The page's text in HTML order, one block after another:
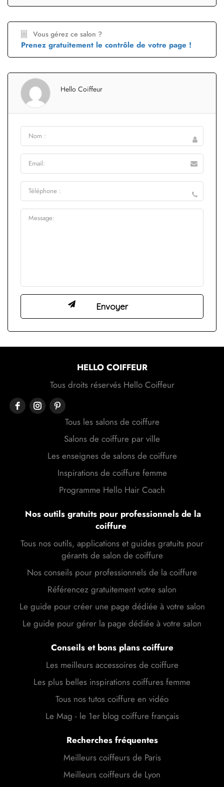
Vous gérez ce salon ?
Prenez gratuitement le contrôle de votre page !
Hello Coiffeur
HELLO COIFFEUR
Tous droits réservés Hello Coiffeur
Tous les salons de coiffure
Salons de coiffure par ville
Les enseignes de salons de coiffure
Inspirations de coiffure femme
Programme Hello Hair Coach
Nos outils gratuits pour professionnels de la
coiffure
Tous nos outils, applications et guides gratuits pour
gérants de salon de coiffure
Nos conseils pour professionnels de la coiffure
Référencez gratuitement votre salon
Le guide pour créer une page dédiée à votre salon
Le guide pour gérer la page dédiée à votre salon
Conseils et bons plans coiffure
Les meilleurs accessoires de coiffure
Les plus belles inspirations coiffures femme
Tous nos tutos coiffure en vidéo
Le Mag - le 1er blog coiffure français
Recherches fréquentes
Meilleurs coiffeurs de Paris
Meilleurs coiffeurs de Lyon